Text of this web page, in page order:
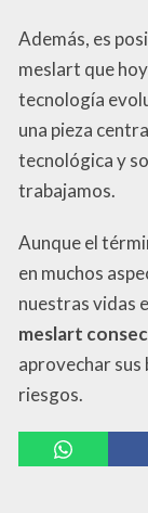
Además, es
meslart que
tecnología
una pieza
tecnológica y
trabajamos.
Aunque el
en muchos
nuestras vidas
meslart
aprovechar
riesgos.